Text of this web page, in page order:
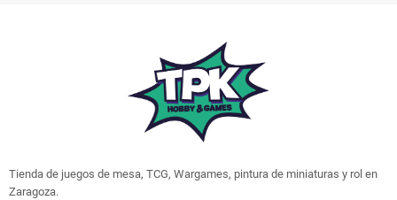
Tienda de juegos de mesa, TCG, Wargames, pintura de miniaturas y rol en
Zaragoza.